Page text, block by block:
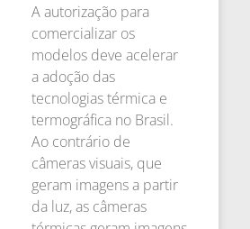
A autorização para
comercializar os
modelos deve acelerar
a adoção das
tecnologias térmica e
termográfica no Brasil.
Ao contrário de
câmeras visuais, que
geram imagens a partir
da luz, as câmeras